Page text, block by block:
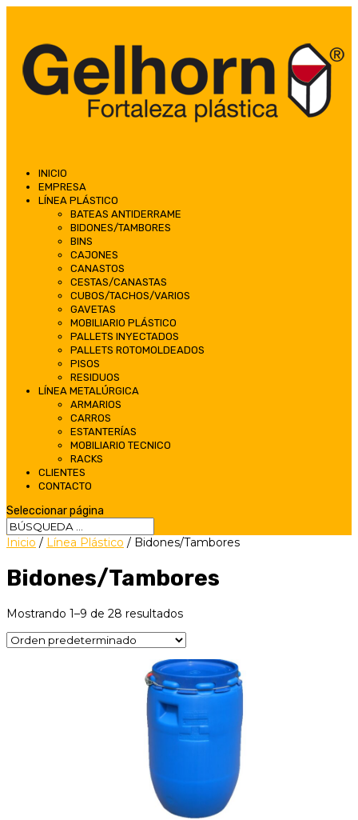
INICIO
EMPRESA
LÍNEA PLÁSTICO
BATEAS ANTIDERRAME
BIDONES/TAMBORES
BINS
CAJONES
CANASTOS
CESTAS/CANASTAS
CUBOS/TACHOS/VARIOS
GAVETAS
MOBILIARIO PLÁSTICO
PALLETS INYECTADOS
PALLETS ROTOMOLDEADOS
PISOS
RESIDUOS
LÍNEA METALÚRGICA
ARMARIOS
CARROS
ESTANTERÍAS
MOBILIARIO TECNICO
RACKS
CLIENTES
CONTACTO
Seleccionar página
Inicio / Línea Plástico / Bidones/Tambores
Bidones/Tambores
Mostrando 1–9 de 28 resultados